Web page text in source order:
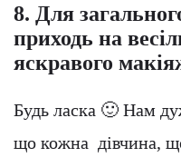
8. Для
приходь на
яскравого
Будь ласка 🙂 Нам
що кожна дівчина,